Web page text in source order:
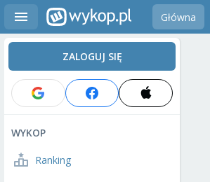
Główna
ZALOGUJ SIĘ
WYKOP
Ranking